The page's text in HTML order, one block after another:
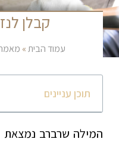
קבלן
עמוד הבית»
תוכן עניינים
המילה שרברב